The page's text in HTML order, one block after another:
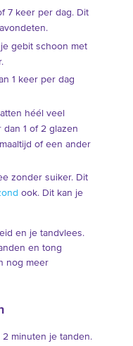
7 keer per dag. Dit
gebit schoon met
1 keer per dag
héél veel
1 of 2 glazen
of een ander
zonder suiker. Dit
ook. Dit kan je
en je tandvlees.
en tong
nog meer
minuten je tanden.